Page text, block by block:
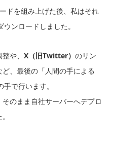
ドを組み上げた後、私はそれ
ンロードしました。
や、 X（旧Twitter） のリン
、最後の「人間の手による
で行います。
のまま自社サーバーへデプロ